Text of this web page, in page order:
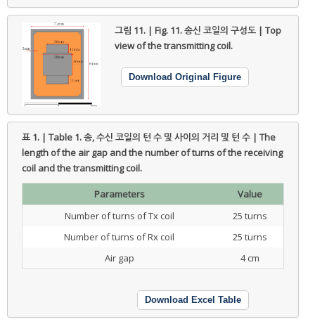
그림 11. | Fig. 11.송신 코일의 구성도 | Top
view of the transmitting coil.
Download Original Figure
표 1. | Table 1.송, 수신 코일의 턴 수 및 사이의 거리 및 턴 수 | The
length of the air gap and the number of turns of the receiving
coil and the transmitting coil.
Parameters
Value
Number of turns of Tx coil
25 turns
Number of turns of Rx coil
25 turns
Air gap
4 cm
Download Excel Table